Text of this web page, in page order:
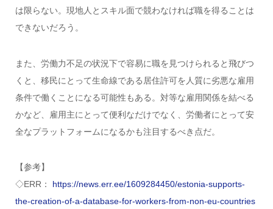
は限らない。現地人とスキル面で競わなければ職を得ることは
できないだろう。
また、労働力不足の状況下で容易に職を見つけられると飛びつ
くと、移民にとって生命線である居住許可を人質に劣悪な雇用
条件で働くことになる可能性もある。対等な雇用関係を結べる
かなど、雇用主にとって便利なだけでなく、労働者にとって安
全なプラットフォームになるかも注目するべき点だ。
【参考】
◇ERR： https://news.err.ee/1609284450/estonia-supports-
the-creation-of-a-database-for-workers-from-non-eu-countries